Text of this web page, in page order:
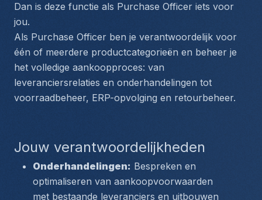
Dan is deze functie als Purchase Officer iets voor
jou.
Als Purchase Officer ben je verantwoordelijk voor
één of meerdere productcategorieën en beheer je
het volledige aankoopproces: van
leveranciersrelaties en onderhandelingen tot
voorraadbeheer, ERP-opvolging en retourbeheer.
Jouw verantwoordelijkheden
Onderhandelingen: Bespreken en
optimaliseren van aankoopvoorwaarden
met bestaande leveranciers en uitbouwen